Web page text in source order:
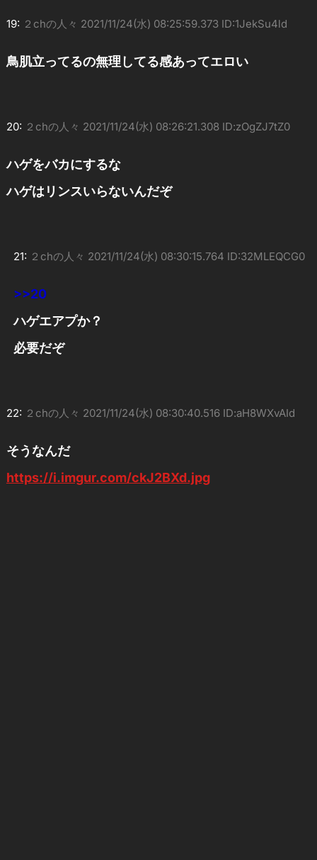
19: ２chの人々 2021/11/24(水) 08:25:59.373 ID:1JekSu4ld
鳥肌立ってるの無理してる感あってエロい
20: ２chの人々 2021/11/24(水) 08:26:21.308 ID:zOgZJ7tZ0
ハゲをバカにするな
ハゲはリンスいらないんだぞ
21: ２chの人々 2021/11/24(水) 08:30:15.764 ID:32MLEQCG0
>>20
ハゲエアプか？
必要だぞ
22: ２chの人々 2021/11/24(水) 08:30:40.516 ID:aH8WXvAId
そうなんだ
https://i.imgur.com/ckJ2BXd.jpg